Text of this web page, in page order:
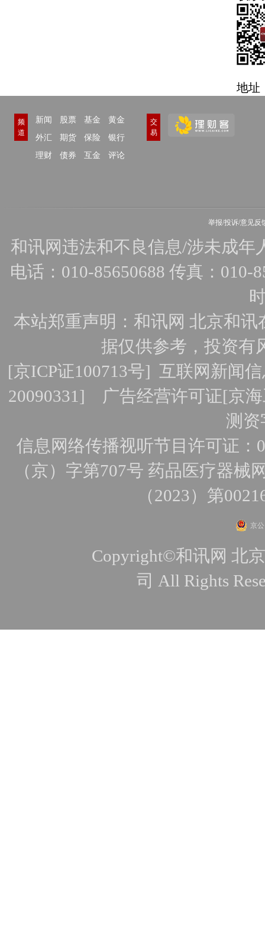
地址
频
道
新闻 股票 基金
黄金
外汇
期货 保险
银行
理财
债券 互金 评论
交
易
举报/投诉/意见反
和讯网违法和不良信息/涉未成年
电话：010-85650688 传真：010-
本站郑重声明：和讯网 北京和
据仅供参考，投资有
[京ICP证100713号] 互联网新闻
20090331] 广告经营许可证[京
测资
信息网络传播视听节目许可证：
（京）字第707号 药品医疗器械
（2023）第
京
Copyright©和讯网 北
司 All Rights